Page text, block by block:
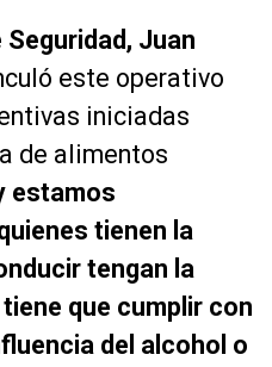
Seguridad, Juan
este operativo
iniciadas
de alimentos
estamos
tienen la
tengan la
que cumplir con
del alcohol o